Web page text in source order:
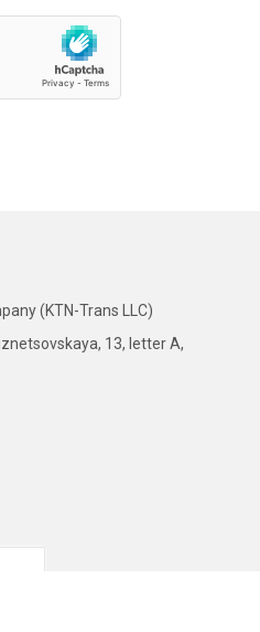
(KTN-Trans LLC)
13, letter A,